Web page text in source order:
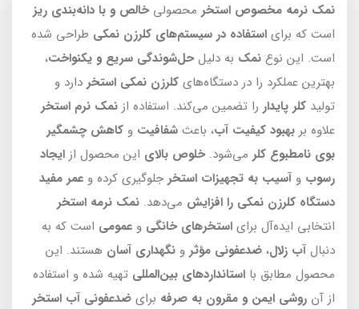
نمک نرمه مخصوص استخر محصولیخالص و با دانه‌بندی ریز
است که برای استفاده در سیستم‌های کلرزن نمکی طراحی شده
است. این نوع نمک به دلیلحل‌شوندگی سریع و یکنواخت،
بهترین عملکرد را در دستگاه‌های کلرزن نمکی استخر دارد و
تولید کلر پایدار را تضمین می‌کند. استفاده از نمک نرم استخر
علاوه بر بهبود کیفیت آب، باعث شفافیت و کاهش چشمگیر
بوی نامطبوع کلر می‌شود.خلوص بالای این محصول از ایجاد
رسوب و آسیب به تجهیزات استخر جلوگیری کرده و عمر مفید
دستگاه کلرزن نمکی را افزایش می‌دهد. نمک نرمه استخر
انتخابی ایده‌آل برای استخرهای خانگی و عمومی است که به
دنبال آب زلال، ضدعفونی مؤثر و نگهداری آسان هستند. این
محصول مطابق با استانداردهای بین‌المللی تهیه شده و استفاده
از آن روشی ایمن و مقرون به صرفه برای ضدعفونی آب استخر